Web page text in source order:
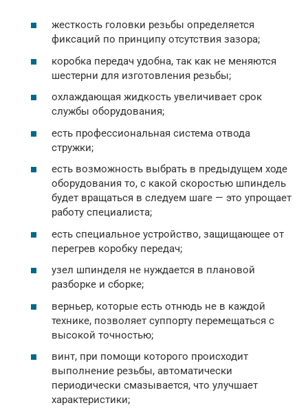
жесткость головки резьбы определяется
фиксаций по принципу отсутствия зазора;
коробка передач удобна, так как не меняются
шестерни для изготовления резьбы;
охлаждающая жидкость увеличивает срок
службы оборудования;
есть профессиональная система отвода
стружки;
есть возможность выбрать в предыдущем ходе
оборудования то, с какой скоростью шпиндель
будет вращаться в следуем шаге — это упрощает
работу специалиста;
есть специальное устройство, защищающее от
перегрев коробку передач;
узел шпинделя не нуждается в плановой
разборке и сборке;
верньер, которые есть отнюдь не в каждой
технике, позволяет суппорту перемещаться с
высокой точностью;
винт, при помощи которого происходит
выполнение резьбы, автоматически
периодически смазывается, что улучшает
характеристики;